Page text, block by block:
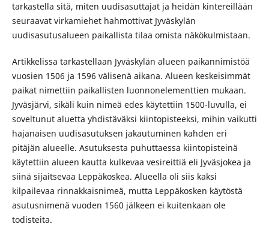
tarkastella sitä, miten uudisasuttajat ja heidän kintereillään
seuraavat virkamiehet hahmottivat Jyväskylän
uudisasutusalueen paikallista tilaa omista näkökulmistaan.
Artikkelissa tarkastellaan Jyväskylän alueen paikannimistöä
vuosien 1506 ja 1596 välisenä aikana. Alueen keskeisimmät
paikat nimettiin paikallisten luonnonelementtien mukaan.
Jyväsjärvi, sikäli kuin nimeä edes käytettiin 1500-luvulla, ei
soveltunut aluetta yhdistäväksi kiintopisteeksi, mihin vaikutti
hajanaisen uudisasutuksen jakautuminen kahden eri
pitäjän alueelle. Asutuksesta puhuttaessa kiintopisteinä
käytettiin alueen kautta kulkevaa vesireittiä eli Jyväsjokea ja
siinä sijaitsevaa Leppäkoskea. Alueella oli siis kaksi
kilpailevaa rinnakkaisnimeä, mutta Leppäkosken käytöstä
asutusnimenä vuoden 1560 jälkeen ei kuitenkaan ole
todisteita.